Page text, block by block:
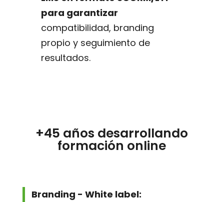
para garantizar
compatibilidad, branding
propio y seguimiento de
resultados.
+45 años desarrollando
formación online
Branding - White label: